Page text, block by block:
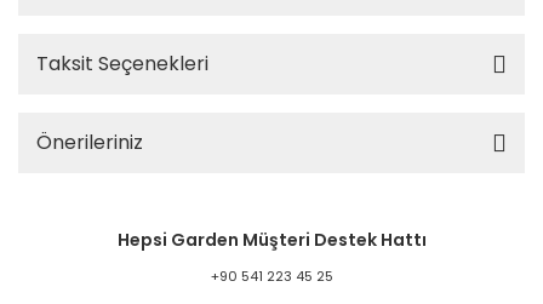
Taksit Seçenekleri
Önerileriniz
Hepsi Garden Müşteri Destek Hattı
+90 541 223 45 25